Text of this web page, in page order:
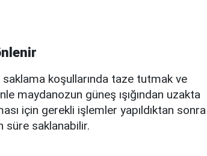
koşullarında taze tutmak ve
maydanozun güneş ışığından uzakta
için gerekli işlemler yapıldıktan sonra
süre saklanabilir.